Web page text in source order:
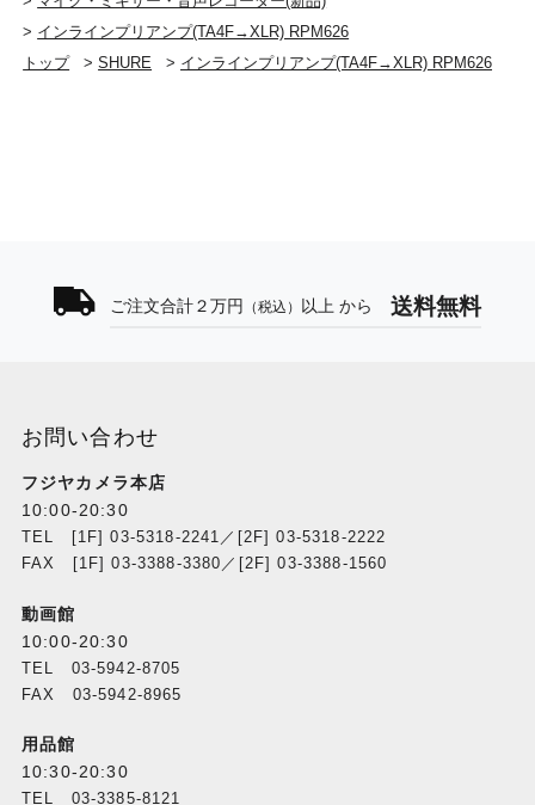
> インラインプリアンプ(TA4F→XLR) RPM626
トップ
>SHURE > インラインプリアンプ(TA4F→XLR) RPM626
ご注文合計２万円 （税込） 以上 から 送料無料
お問い合わせ
フジヤカメラ本店
10:00-20:30
TEL [1F] 03-5318-2241／[2F] 03-5318-2222
FAX [1F] 03-3388-3380／[2F] 03-3388-1560
動画館
10:00-20:30
TEL 03-5942-8705
FAX 03-5942-8965
用品館
10:30-20:30
TEL 03-3385-8121